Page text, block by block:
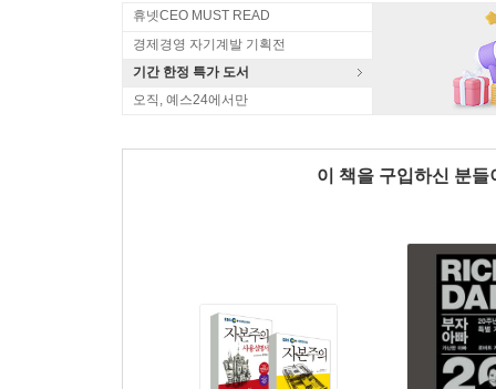
휴넷CEO MUST READ
경제경영 자기계발 기획전
기간 한정 특가 도서
오직, 예스24에서만
이 책을 구입하신 분